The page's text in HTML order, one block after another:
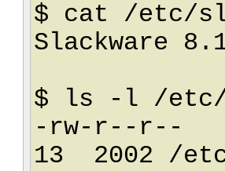
$ cat /etc/
Slackware
$ ls -l /etc/
-rw-r--
13 2002 /